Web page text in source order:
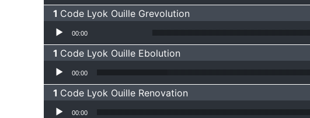
Code Lyok Ouille Grevolution
Lecteur audio
00:00
Code Lyok Ouille Ebolution
Lecteur audio
00:00
Code Lyok Ouille Renovation
Lecteur audio
00:00